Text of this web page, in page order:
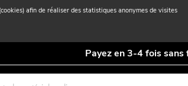
afin de réaliser des statistiques anonymes de visites
Payez en 3-4 fois sans